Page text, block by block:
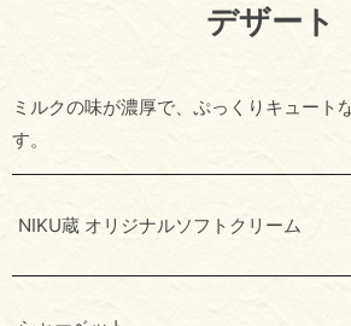
デザート
ミルクの味が濃厚で、ぷっくりキュート
す。
NIKU蔵 オリジナルソフトクリーム